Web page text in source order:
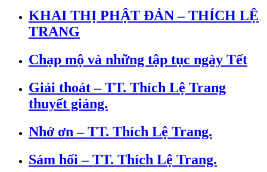
KHAI THỊ PHẬT ĐẢN – THÍCH LỆ
TRANG
Chạp mộ và những tập tục ngày Tết
Giải thoát – TT. Thích Lệ Trang
thuyết giảng.
Nhớ ơn – TT. Thích Lệ Trang.
Sám hối – TT. Thích Lệ Trang.